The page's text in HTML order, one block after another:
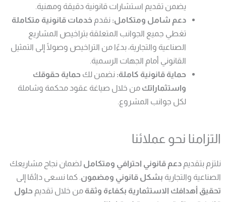
يضمن تقديم استشارات قانونية دقيقة ومهنية.
دعم شامل ومتكامل: نقدمخدمات قانونية متكاملة
تغطي جميع الجوانب المتعلقة بتراخيص المشاريع
الصناعية والتجارية، بدءًا من التراخيص وصولًا إلى التمثيل
القانوني أمام الجهات الرسمية.
حماية قانونية كاملة:نضمن لكحماية حقوقك
واستثماراتكمن خلال صياغة عقود محكمة وشاملة
لكل جوانب المشروع.
التزامنا نحو عملائنا
نلتزم بتقديمدعم قانوني احترافي ومتكامل لضمان نجاح مشاريعك
الصناعية والتجاريةبشكل قانوني ومضمون. كما نسعى دائمًا إلى
تحقيق أهدافك الاستثمارية بكفاءة وثقةمن خلال تقديمحلول